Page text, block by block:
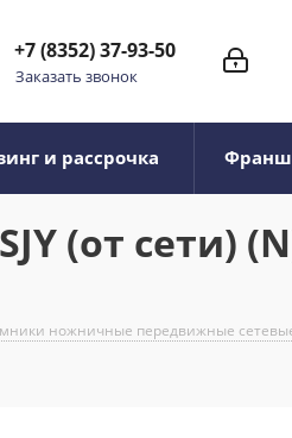
+7 (8352) 37-93-50
Заказать звонок
и рассрочка
(от сети)
ножничные передвижные